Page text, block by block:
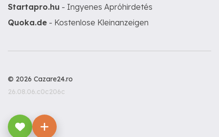
Startapro.hu - Ingyenes Apróhirdetés
Quoka.de - Kostenlose Kleinanzeigen
© 2026 Cazare24.ro
26.08.06.c0c206c